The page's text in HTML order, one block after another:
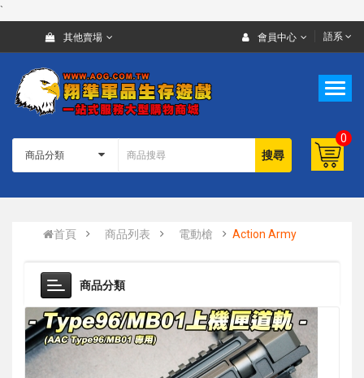
`
其他賣場 會員中心 語系
搜尋
0
首頁 商品列表 電動槍 Action Army
商品分類